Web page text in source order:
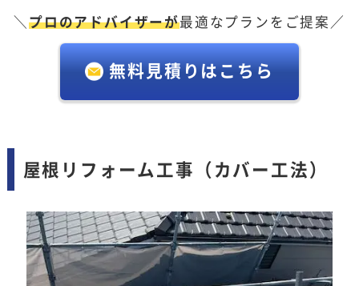
＼プロのアドバイザーが最適なプランをご提案／
無料見積りはこちら
屋根リフォーム工事（カバー工法）